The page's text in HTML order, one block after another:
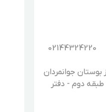
02144324220
جوانمردان
جایگاه سوخت 218 کن - طبقه دوم - دفتر